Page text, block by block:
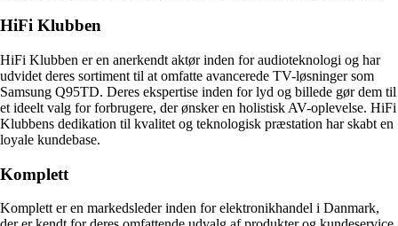
HiFi Klubben
HiFi Klubben er en anerkendt aktør inden for audioteknologi og har
udvidet deres sortiment til at omfatte avancerede TV-løsninger som
Samsung Q95TD. Deres ekspertise inden for lyd og billede gør dem til
et ideelt valg for forbrugere, der ønsker en holistisk AV-oplevelse. HiFi
Klubbens dedikation til kvalitet og teknologisk præstation har skabt en
loyale kundebase.
Komplett
Komplett er en markedsleder inden for elektronikhandel i Danmark,